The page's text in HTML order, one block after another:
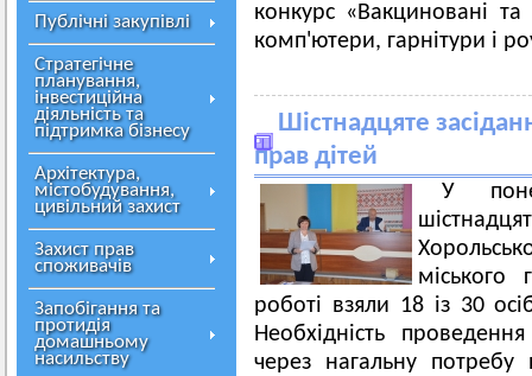
Публічні закупівлі
Стратегічне
планування,
інвестиційна
діяльність та
підтримка бізнесу
Архітектура,
містобудування,
цивільний захист
Захист прав
споживачів
Запобігання та
протидія
домашньому
насильству
конкурс «Вакциновані
комп'ютери, гарнітури і
Шістнадцяте
прав дітей
У
міського
роботі взяли 18 із 30
Необхідність
через нагальну потребу